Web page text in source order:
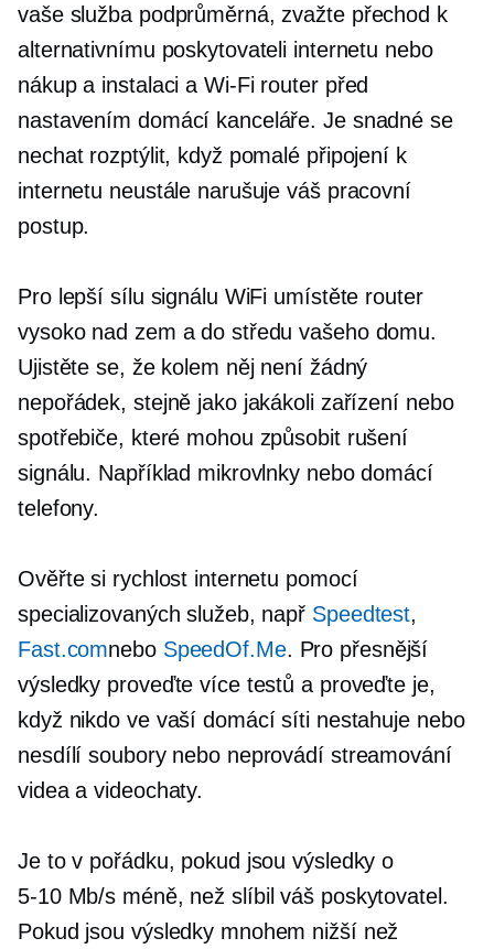
vaše služba podprůměrná, zvažte přechod k
alternativnímu poskytovateli internetu nebo
nákup a instalaci a Wi-Firouter před
nastavením domácí kanceláře. Je snadné se
nechat rozptýlit, když pomalé připojení k
internetu neustále narušuje váš pracovní
postup.
Pro lepší sílu signálu WiFi umístěte router
vysoko nad zem a do středu vašeho domu.
Ujistěte se, že kolem něj není žádný
nepořádek, stejně jako jakákoli zařízení nebo
spotřebiče, které mohou způsobit rušení
signálu. Například mikrovlnky nebo domácí
telefony.
Ověřte si rychlost internetu pomocí
specializovaných služeb, např Speedtest,
Fast.comnebo SpeedOf.Me. Pro přesnější
výsledky proveďte více testů a proveďte je,
když nikdo ve vaší domácí síti nestahuje nebo
nesdílí soubory nebo neprovádí streamování
videa a videochaty.
Je to v pořádku, pokud jsou výsledky o
5-10Mb/s méně, než slíbil váš poskytovatel.
Pokud jsou výsledky mnohem nižší než